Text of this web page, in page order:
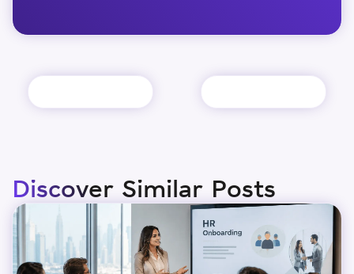
Discover Similar Posts